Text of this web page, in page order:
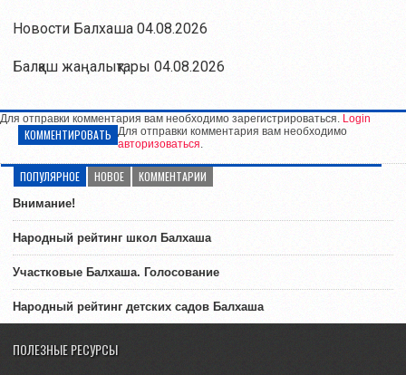
Новости Балхаша 04.08.2026
Балқаш жаңалықтары 04.08.2026
Для отправки комментария вам необходимо зарегистрироваться. Login
КОММЕНТИРОВАТЬ Для отправки комментария вам необходимо
авторизоваться.
ПОПУЛЯРНОЕ НОВОЕ КОММЕНТАРИИ
Внимание!
Народный рейтинг школ Балхаша
Участковые Балхаша. Голосование
Народный рейтинг детских садов Балхаша
ПОЛЕЗНЫЕ РЕСУРСЫ